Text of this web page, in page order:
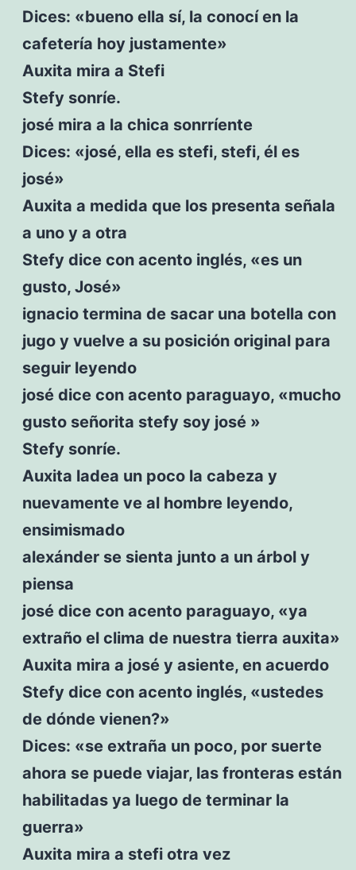
Dices: «bueno ella sí, la conocí en la
cafetería hoy justamente»
Auxita mira a Stefi
Stefy sonríe.
josé mira a la chica sonrríente
Dices: «josé, ella es stefi, stefi, él es
josé»
Auxita a medida que los presenta señala
a uno y a otra
Stefy dice con acento inglés, «es un
gusto, José»
ignacio termina de sacar una botella con
jugo y vuelve a su posición original para
seguir leyendo
josé dice con acento paraguayo, «mucho
gusto señorita stefy soy josé »
Stefy sonríe.
Auxita ladea un poco la cabeza y
nuevamente ve al hombre leyendo,
ensimismado
alexánder se sienta junto a un árbol y
piensa
josé dice con acento paraguayo, «ya
extraño el clima de nuestra tierra auxita»
Auxita mira a josé y asiente, en acuerdo
Stefy dice con acento inglés, «ustedes
de dónde vienen?»
Dices: «se extraña un poco, por suerte
ahora se puede viajar, las fronteras están
habilitadas ya luego de terminar la
guerra»
Auxita mira a stefi otra vez